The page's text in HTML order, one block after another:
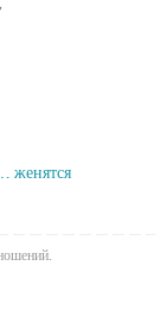
женятся
.